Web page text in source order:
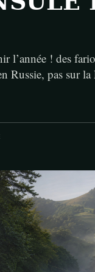
l’année ! des
Russie, pas sur la